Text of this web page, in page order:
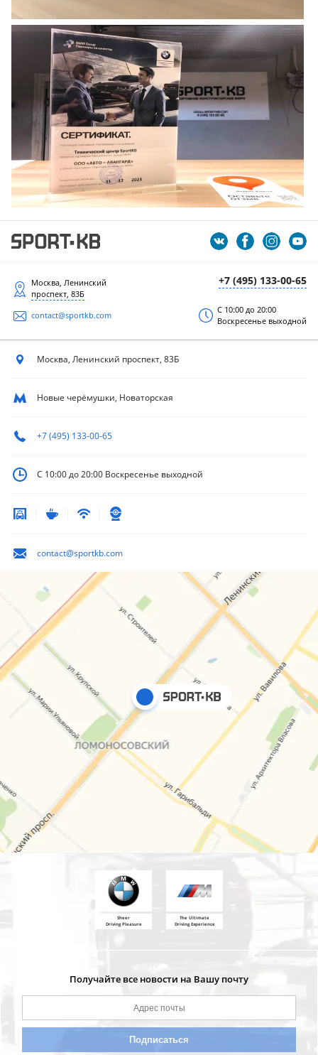
+7 (495) 133-00-65
Москва, Ленинский
проспект, 83Б
contact@sportkb.com
С 10:00 до 20:00
Воскресенье выходной
Москва, Ленинский проспект, 83Б
Новые черёмушки, Новаторская
+7 (495) 133-00-65
С 10:00 до 20:00 Воскресенье выходной
contact@sportkb.com
Sheer
Driving Pleasure
The Ultimate
Driving Experience
Получайте все новости на Вашу почту